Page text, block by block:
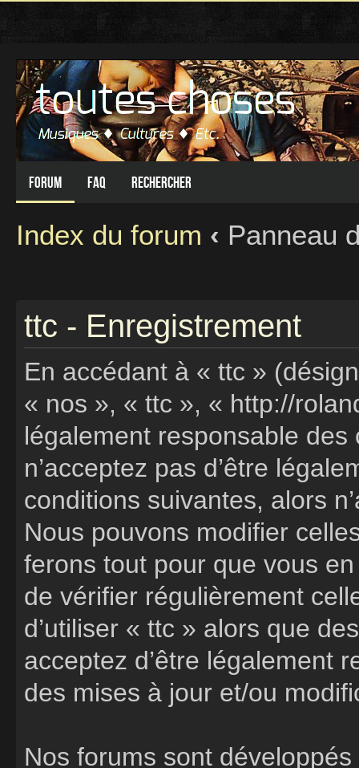
Forum FAQ Rechercher
Index du forum ‹ Panneau
ttc - Enregistrement
En accédant à « ttc »
« nos », « ttc », « http://
légalement responsable
n’acceptez pas d’être
conditions suivantes, alors
Nous pouvons modifier
ferons tout pour que vous
de vérifier régulièrement
d’utiliser « ttc » alors que
acceptez d’être légalement
des mises à jour et/ou
Nos forums sont